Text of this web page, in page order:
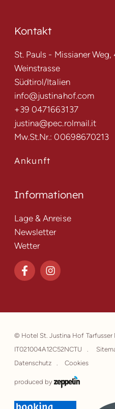
Kontakt
St. Pauls - Missianer
Weinstrasse
Südtirol/Italien
info@justinahof.com
+39 0471663137
justina@pec.rolmail.it
Mw.St.Nr.: 00698670213
Ankunft
Informationen
Lage & Anreise
Newsletter
Wetter
© Hotel St. Justina Hof Tarfusser
IT021004A12C52NCTU
Datenschutz
Cookies
produced by